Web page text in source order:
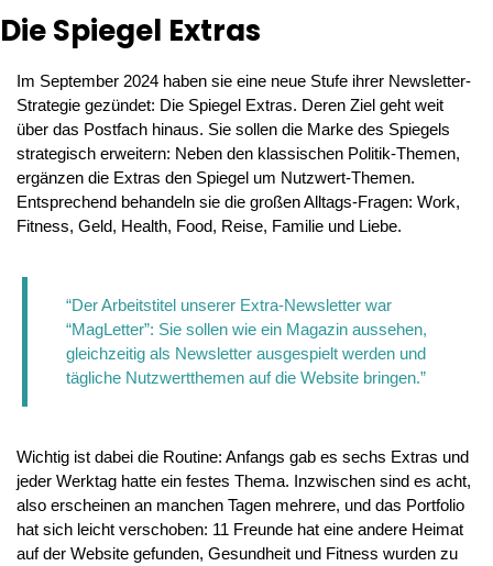
Die Spiegel Extras
Im September 2024 haben sie eine neue Stufe ihrer Newsletter-
Strategie gezündet: Die Spiegel Extras. Deren Ziel geht weit
über das Postfach hinaus. Sie sollen die Marke des Spiegels
strategisch erweitern: Neben den klassischen Politik-Themen,
ergänzen die Extras den Spiegel um Nutzwert-Themen.
Entsprechend behandeln sie die großen Alltags-Fragen: Work,
Fitness, Geld, Health, Food, Reise, Familie und Liebe.
“Der Arbeitstitel unserer Extra-Newsletter war
“MagLetter”: Sie sollen wie ein Magazin aussehen,
gleichzeitig als Newsletter ausgespielt werden und
tägliche Nutzwertthemen auf die Website bringen.”
Wichtig ist dabei die Routine: Anfangs gab es sechs Extras und
jeder Werktag hatte ein festes Thema. Inzwischen sind es acht,
also erscheinen an manchen Tagen mehrere, und das Portfolio
hat sich leicht verschoben: 11 Freunde hat eine andere Heimat
auf der Website gefunden, Gesundheit und Fitness wurden zu